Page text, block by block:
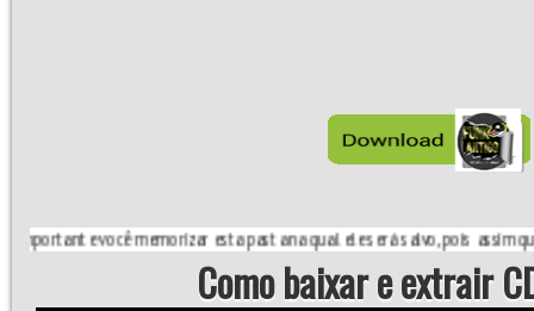
memorizar esta pasta na qual ele será salvo, pois assim que
Como baixar e extrair